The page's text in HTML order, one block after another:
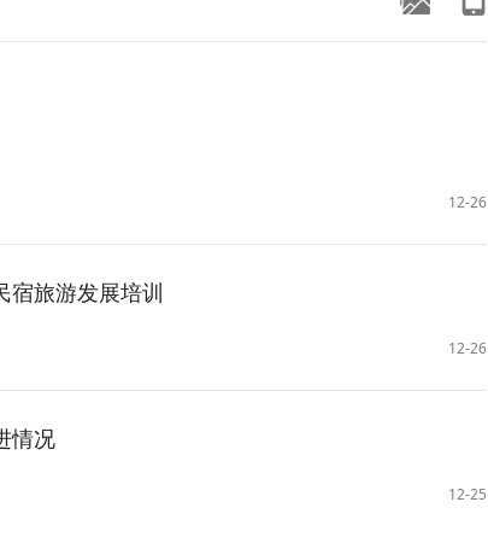
12-26
宿旅游发展培训
12-26
情况
12-25